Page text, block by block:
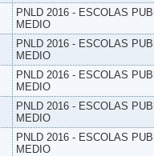
PNLD 2016 - ESCOLAS
MEDIO
PNLD 2016 - ESCOLAS
MEDIO
PNLD 2016 - ESCOLAS
MEDIO
PNLD 2016 - ESCOLAS
MEDIO
PNLD 2016 - ESCOLAS
MEDIO